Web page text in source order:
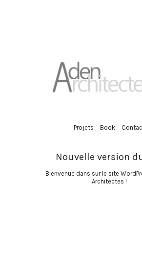
Projets Book
Nouvelle version
Bienvenue dans sur le site
Architectes !